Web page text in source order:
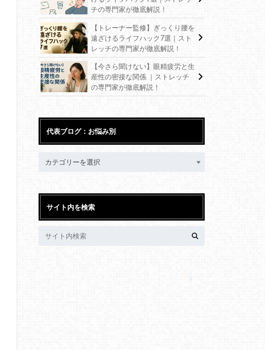
チの専門家が徹底解説！
【トレーナー監修】ぎっくり腰を
遠ざけるライフハック7選｜スト
レッチの専門家が徹底解説！
【今さら聞けない】眼精疲労と生
産性の密接な関係 ｜ストレッチ
の専門家が徹底解説！
代表ブログ：お悩み別
サイト内を検索